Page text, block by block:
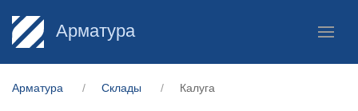
Арматура
Арматура Склады Калуга